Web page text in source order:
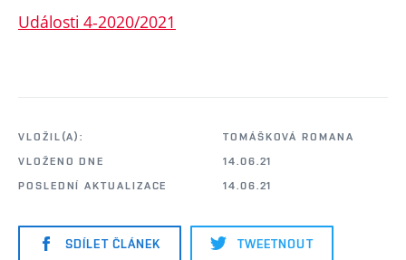
Události 4-2020/2021
VLOŽIL(A):
TOMÁŠKOVÁ ROMANA
VLOŽENO DNE
14.06.21
POSLEDNÍ AKTUALIZACE
14.06.21
SDÍLET ČLÁNEK TWEETNOUT